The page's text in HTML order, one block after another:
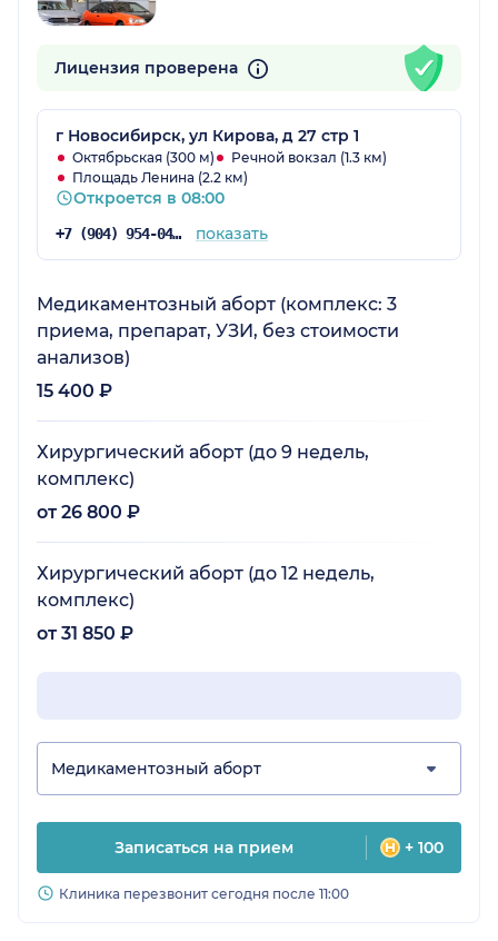
Лицензия проверена
г Новосибирск, ул Кирова, д 27 стр 1
Октябрьская (300 м)
Речной вокзал (1.3 км)
Площадь Ленина (2.2 км)
Откроется в 08:00
+7 (904) 954-04-89 показать
Медикаментозный аборт (комплекс: 3
приема, препарат, УЗИ, без стоимости
анализов)
15 400 ₽
Хирургический аборт (до 9 недель,
комплекс)
от 26 800 ₽
Хирургический аборт (до 12 недель,
комплекс)
от 31 850 ₽
Медикаментозный аборт
Записаться на прием + 100
Клиника перезвонит сегодня после 11:00